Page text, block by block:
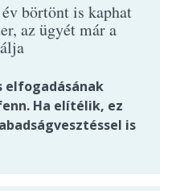
börtönt is kaphat
az ügyét már a
elfogadásának
Ha elítélik, ez
is